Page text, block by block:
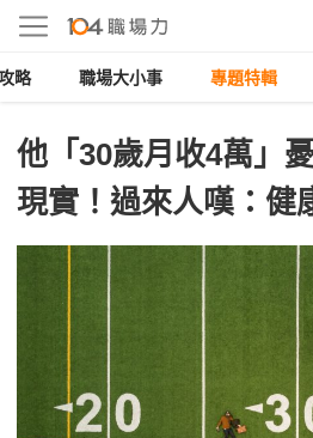
略 職場大小事 專題特輯
他「30歲月收4萬」
現實！過來人嘆：健